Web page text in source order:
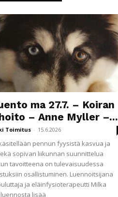
ma 27.7. – Koiran
– Anne Myller –...
Toimitus - 15.6.2026
pennun fyysistä kasvua ja
sopivan liikunnan suunnittelua
tavoitteena on tulevaisuudessa
osallistuminen. Luennoitsijana
ja eläinfysioterapeutti Milka
lisää